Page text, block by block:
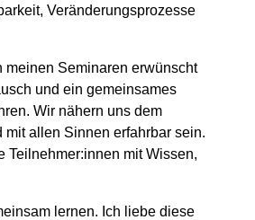
Veränderungsprozesse
meinen Seminaren erwünscht
und ein gemeinsames
Wir nähern uns dem
allen Sinnen erfahrbar sein.
Teilnehmer:innen mit Wissen,
lernen. Ich liebe diese